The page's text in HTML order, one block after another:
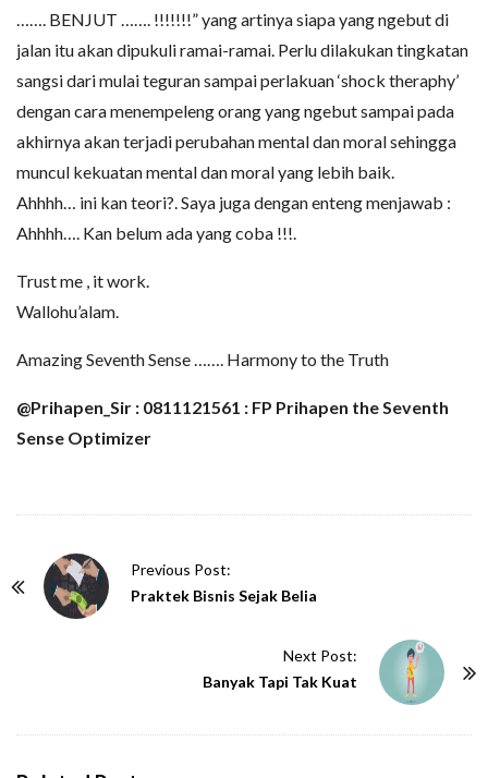
……. BENJUT ……. !!!!!!!” yang artinya siapa yang ngebut di
jalan itu akan dipukuli ramai-ramai. Perlu dilakukan tingkatan
sangsi dari mulai teguran sampai perlakuan ‘shock theraphy’
dengan cara menempeleng orang yang ngebut sampai pada
akhirnya akan terjadi perubahan mental dan moral sehingga
muncul kekuatan mental dan moral yang lebih baik.
Ahhhh… ini kan teori?. Saya juga dengan enteng menjawab :
Ahhhh…. Kan belum ada yang coba !!!.
Trust me , it work.
Wallohu’alam.
Amazing Seventh Sense ……. Harmony to the Truth
@Prihapen_Sir : 0811121561 : FP Prihapen the Seventh
Sense Optimizer
Previous Post:
Praktek Bisnis Sejak Belia
Next Post:
Banyak Tapi Tak Kuat